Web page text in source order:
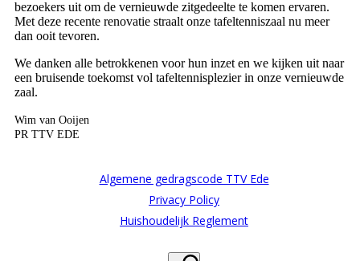
bezoekers uit om de vernieuwde zitgedeelte te komen ervaren.
Met deze recente renovatie straalt onze tafeltenniszaal nu meer
dan ooit tevoren.
We danken alle betrokkenen voor hun inzet en we kijken uit naar
een bruisende toekomst vol tafeltennisplezier in onze vernieuwde
zaal.
Wim van Ooijen
PR TTV EDE
Algemene gedragscode TTV Ede
Privacy Policy
Huishoudelijk Reglement